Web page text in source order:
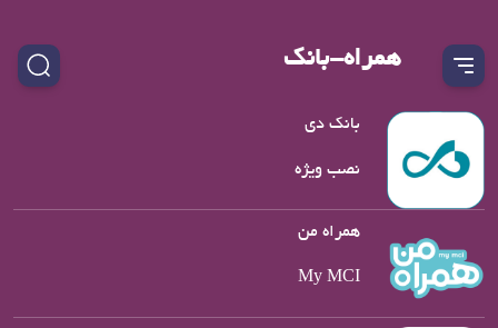
همراه-بانک
بانک دی
نصب ویژه
همراه من
My MCI